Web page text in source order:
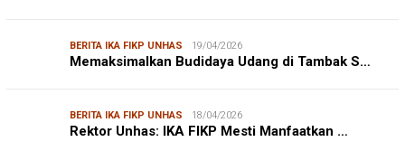
BERITA IKA FIKP UNHAS 19/04/2026
Memaksimalkan Budidaya Udang di Tambak S…
BERITA IKA FIKP UNHAS 18/04/2026
Rektor Unhas: IKA FIKP Mesti Manfaatkan …